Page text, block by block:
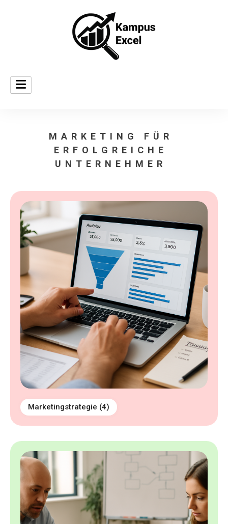
Kampus Excel
MARKETING FÜR
ERFOLGREICHE
UNTERNEHMER
Marketingstrategie (4)